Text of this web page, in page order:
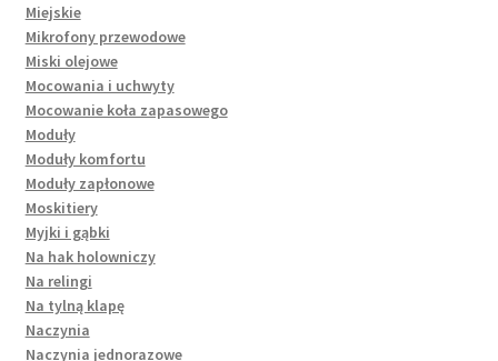
Miejskie
Mikrofony przewodowe
Miski olejowe
Mocowania i uchwyty
Mocowanie koła zapasowego
Moduły
Moduły komfortu
Moduły zapłonowe
Moskitiery
Myjki i gąbki
Na hak holowniczy
Na relingi
Na tylną klapę
Naczynia
Naczynia jednorazowe